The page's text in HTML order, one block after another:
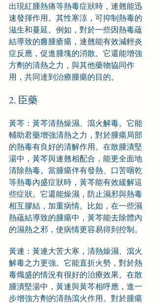
出現紅腫熱痛等熱毒症狀時，連翹能迅
速發揮作用。其性寒涼，可抑制熱毒的
滋生和蔓延。例如，對於一些因熱毒蘊
結導致的癰腫瘡瘍，連翹能有效減輕炎
症反應，促進腫塊的消散。它還能增強
方劑的清熱之力，與其他藥物協同作
用，共同達到治療腫瘍的目的。
2. 臣藥
黃芩：黃芩清熱燥濕、瀉火解毒。它能
輔助君藥增強清熱之力，對於腫瘍局部
的熱毒有良好的清解作用。在散腫潰堅
湯中，黃芩與連翹相配合，能更全面地
清除熱毒。當腫瘍伴有發熱、口苦咽乾
等熱毒內盛症狀時，黃芩能有效緩解這
些症狀。它還能燥濕，防止濕邪與熱毒
相互膠結，加重病情。比如，在一些濕
熱蘊結導致的腫瘍中，黃芩能去除體內
的濕熱之邪，使病情更容易得到控制。
黃連：黃連大苦大寒，清熱燥濕、瀉火
解毒之力更強。它能直折火勢，對於熱
毒熾盛的情況有很好的治療效果。在散
腫潰堅湯中，黃連與黃芩相呼應，進一
步增強方劑的清熱瀉火作用。對於腫瘍